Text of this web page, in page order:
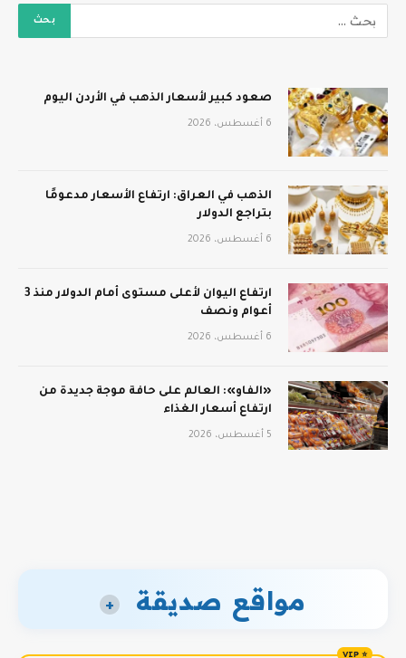
صعود كبير لأسعار الذهب في الأردن اليوم
6 أغسطس، 2026
الذهب في العراق: ارتفاع الأسعار مدعومًا
بتراجع الدولار
6 أغسطس، 2026
ارتفاع اليوان لأعلى مستوى أمام الدولار منذ 3
أعوام ونصف
6 أغسطس، 2026
«الفاو»: العالم على حافة موجة جديدة من
ارتفاع أسعار الغذاء
5 أغسطس، 2026
مواقع صديقة +